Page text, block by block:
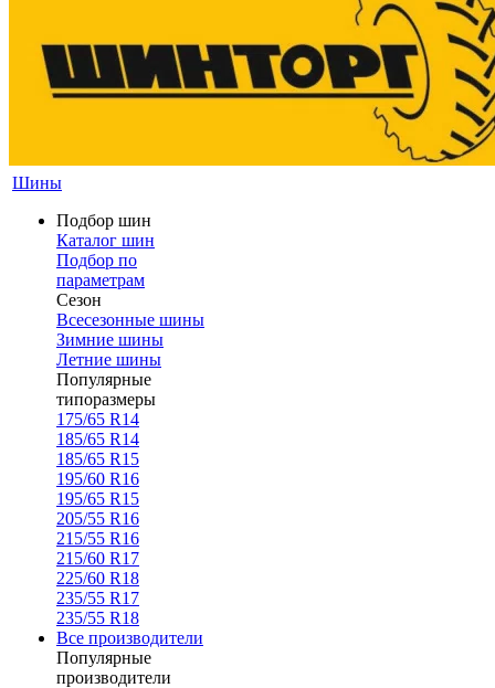
Шины
Подбор шин
Каталог шин
Подбор по
параметрам
Сезон
Всесезонные шины
Зимние шины
Летние шины
Популярные
типоразмеры
175/65 R14
185/65 R14
185/65 R15
195/60 R16
195/65 R15
205/55 R16
215/55 R16
215/60 R17
225/60 R18
235/55 R17
235/55 R18
Все производители
Популярные
производители